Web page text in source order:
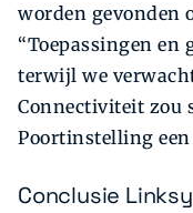
worden gevonden
“Toepassingen en
terwijl we
Connectiviteit zou
Poortinstelling
Conclusie